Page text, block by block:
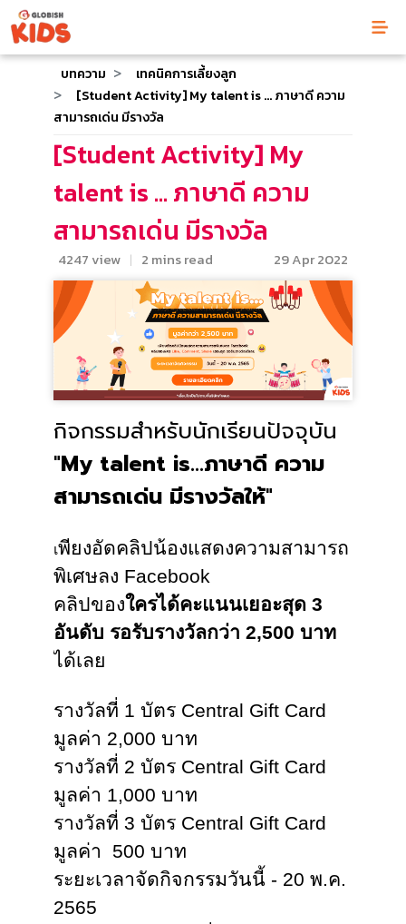
บทความ
เทคนิคการเลี้ยงลูก
[Student Activity] My talent is ... ภาษาดี ความ
สามารถเด่น มีรางวัล
[Student Activity] My
talent is ... ภาษาดี ความ
สามารถเด่น มีรางวัล
4247 view | 2 mins read 29 Apr 2022
กิจกรรมสำหรับนักเรียนปัจจุบัน
"My talent is…ภาษาดี ความ
สามารถเด่น มีรางวัลให้"
เพียงอัดคลิปน้องแสดงความสามารถ
พิเศษลง Facebook
คลิปของใครได้คะแนนเยอะสุด 3
อันดับ รอรับรางวัลกว่า 2,500 บาท
ได้เลย
รางวัลที่ 1 บัตร Central Gift Card
มูลค่า 2,000 บาท
รางวัลที่ 2 บัตร Central Gift Card
มูลค่า 1,000 บาท
รางวัลที่ 3 บัตร Central Gift Card
มูลค่า 500 บาท
ระยะเวลาจัดกิจกรรมวันนี้ - 20 พ.ค.
2565